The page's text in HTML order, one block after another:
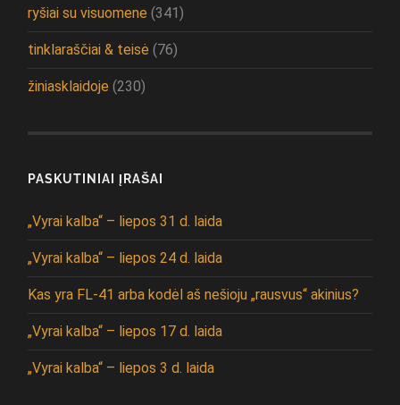
ryšiai su visuomene (341)
tinklaraščiai & teisė (76)
žiniasklaidoje (230)
PASKUTINIAI ĮRAŠAI
„Vyrai kalba“ – liepos 31 d. laida
„Vyrai kalba“ – liepos 24 d. laida
Kas yra FL-41 arba kodėl aš nešioju „rausvus“ akinius?
„Vyrai kalba“ – liepos 17 d. laida
„Vyrai kalba“ – liepos 3 d. laida